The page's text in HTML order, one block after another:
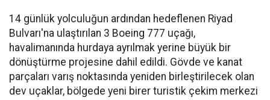
14 günlük yolculuğun ardından hedeflenen Riyad
Bulvarı'na ulaştırılan 3 Boeing 777 uçağı,
havalimanında hurdaya ayrılmak yerine büyük bir
dönüştürme projesine dahil edildi. Gövde ve kanat
parçaları varış noktasında yeniden birleştirilecek olan
dev uçaklar, bölgede yeni birer turistik çekim merkezi